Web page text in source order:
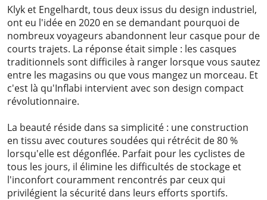
Klyk et Engelhardt, tous deux issus du design industriel,
ont eu l'idée en 2020 en se demandant pourquoi de
nombreux voyageurs abandonnent leur casque pour de
courts trajets. La réponse était simple : les casques
traditionnels sont difficiles à ranger lorsque vous sautez
entre les magasins ou que vous mangez un morceau. Et
c'est là qu'Inflabi intervient avec son design compact
révolutionnaire.
La beauté réside dans sa simplicité : une construction
en tissu avec coutures soudées qui rétrécit de 80 %
lorsqu'elle est dégonflée. Parfait pour les cyclistes de
tous les jours, il élimine les difficultés de stockage et
l'inconfort couramment rencontrés par ceux qui
privilégient la sécurité dans leurs efforts sportifs.